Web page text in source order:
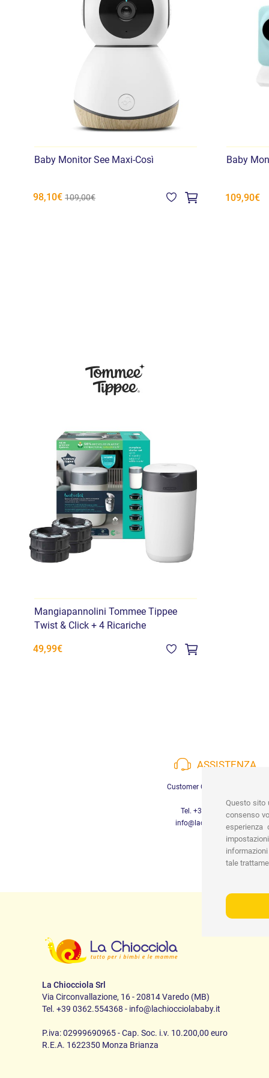
Baby Monitor See Maxi-Così
98,10€ 109,00€
Baby
109,90€
Mangiapannolini Tommee Tippee
Twist & Click + 4 Ricariche
49,99€
ASSISTENZA
Customer Care a disposizione
Tel. +39 3452280233
info@lachiocciolababy.it
La Chiocciola Srl
Via Circonvallazione, 16 - 20814 Varedo (MB)
Tel. +39 0362.554368 - info@lachiocciolababy.it
P.iva: 02999690965 - Cap. Soc. i.v. 10.200,00 euro
R.E.A. 1622350 Monza Brianza
Questo sito
consenso
esperienza
tale